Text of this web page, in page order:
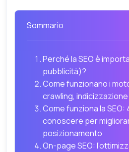
Sommario
Perché la SEO è
pubblicità)?
Come funzionano i
crawling,
Come funziona la SEO:
conoscere per
posizionamento
On-page SEO: